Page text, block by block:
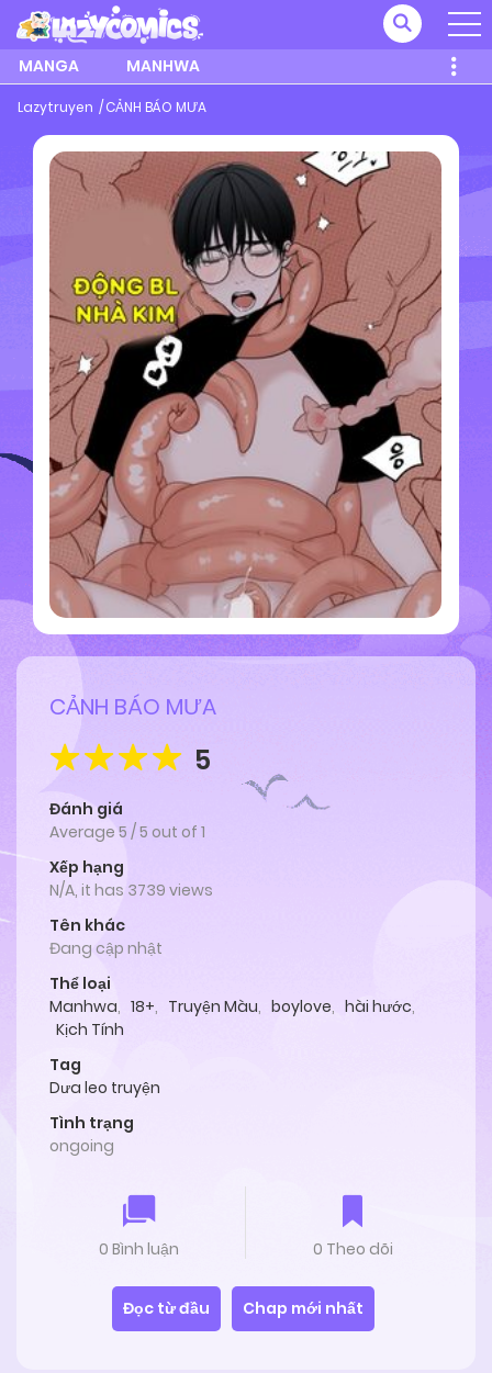
MANGA MANHWA
Lazytruyen CẢNH BÁO MƯA
CẢNH BÁO MƯA
5
Đánh giá
Average 5 /5 out of 1
Xếp hạng
N/A, it has 3739 views
Tên khác
Đang cập nhật
Thể loại
Manhwa, 18+, Truyện Màu, boylove, hài hước,
Kịch Tính
Tag
Dưa leo truyện
Tình trạng
ongoing
0 Bình luận 0 Theo dõi
Đọc từ đầu Chap mới nhất